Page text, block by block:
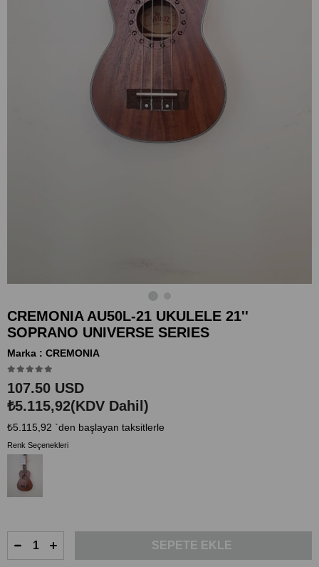
CREMONIA AU50L-21 UKULELE 21''
SOPRANO UNIVERSE SERIES
Marka : CREMONIA
107.50 USD
₺5.115,92(KDV Dahil)
₺5.115,92 `den başlayan taksitlerle
Renk Seçenekleri